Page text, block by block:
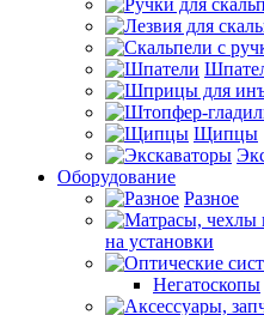
Щипцы
Оборудование
Разное
на установки
Негатоскопы